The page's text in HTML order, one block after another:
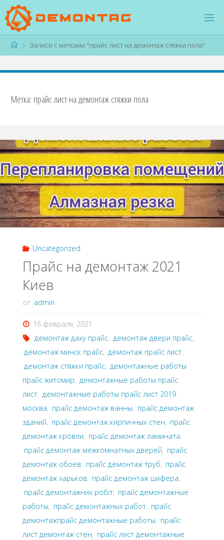
Перейти
содержимому
ГлавнаяЗаписи с метками "прайс лист на демонтаж стяжки пола"
Метка: прайс лист на демонтаж стяжки пола
Uncategorized
Прайс на демонтаж 2021
Киев
от admin
16 февраля, 2021
демонтаж даху прайс, демонтаж двери прайс,
демонтаж минск прайс, демонтаж прайс лист,
демонтаж стяжки прайс, демонтажные работы
прайс житомир, демонтажные работы прайс
лист, демонтажные работы прайс лист 2019
москва, прайс демонтаж ванны, прайс демонтаж
зданий, прайс демонтаж кирпичных стен, прайс
демонтаж кровли, прайс демонтаж ламината,
прайс демонтаж межкомнатных дверей, прайс
демонтаж обоев, прайс демонтаж труб, прайс
демонтаж харьков, прайс демонтаж шифера,
прайс демонтажних робіт, прайс демонтажные
работы, прайс демонтажных работ, прайс
демонтажпрайс демонтажные работы, прайс
лист демонтаж стен, прайс лист демонтажные